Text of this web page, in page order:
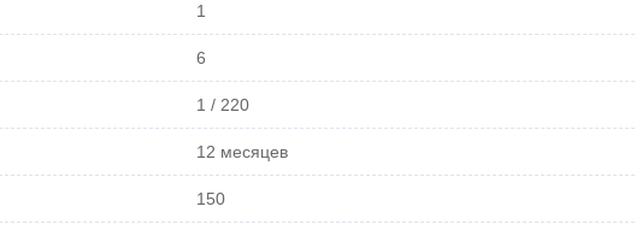
1
6
1 / 220
12 месяцев
150